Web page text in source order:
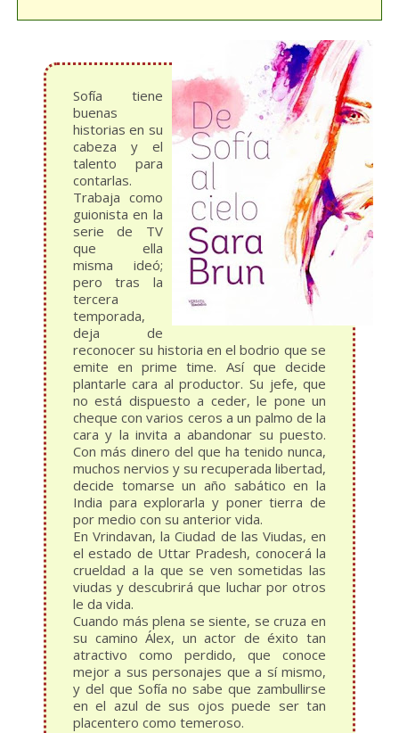
Sofía tiene
buenas
historias en su
cabeza y el
talento para
contarlas.
Trabaja como
guionista en la
serie de TV
que ella
misma ideó;
pero tras la
tercera
temporada,
deja de
reconocer su historia en el bodrio que se
emite en prime time. Así que decide
plantarle cara al productor. Su jefe, que
no está dispuesto a ceder, le pone un
cheque con varios ceros a un palmo de la
cara y la invita a abandonar su puesto.
Con más dinero del que ha tenido nunca,
muchos nervios y su recuperada libertad,
decide tomarse un año sabático en la
India para explorarla y poner tierra de
por medio con su anterior vida.
En Vrindavan, la Ciudad de las Viudas, en
el estado de Uttar Pradesh, conocerá la
crueldad a la que se ven sometidas las
viudas y descubrirá que luchar por otros
le da vida.
Cuando más plena se siente, se cruza en
su camino Álex, un actor de éxito tan
atractivo como perdido, que conoce
mejor a sus personajes que a sí mismo,
y del que Sofía no sabe que zambullirse
en el azul de sus ojos puede ser tan
placentero como temeroso.